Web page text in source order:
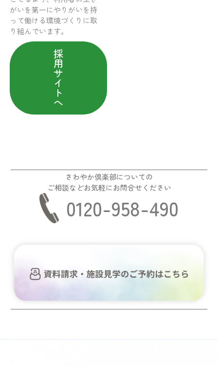
がいを第一にやりがいを持
って働ける環境づくりに取
り組んでいます。
採
用
サ
イ
ト
へ
さわやか倶楽部についての
ご相談などお気軽にお問合せください
0120-958-490